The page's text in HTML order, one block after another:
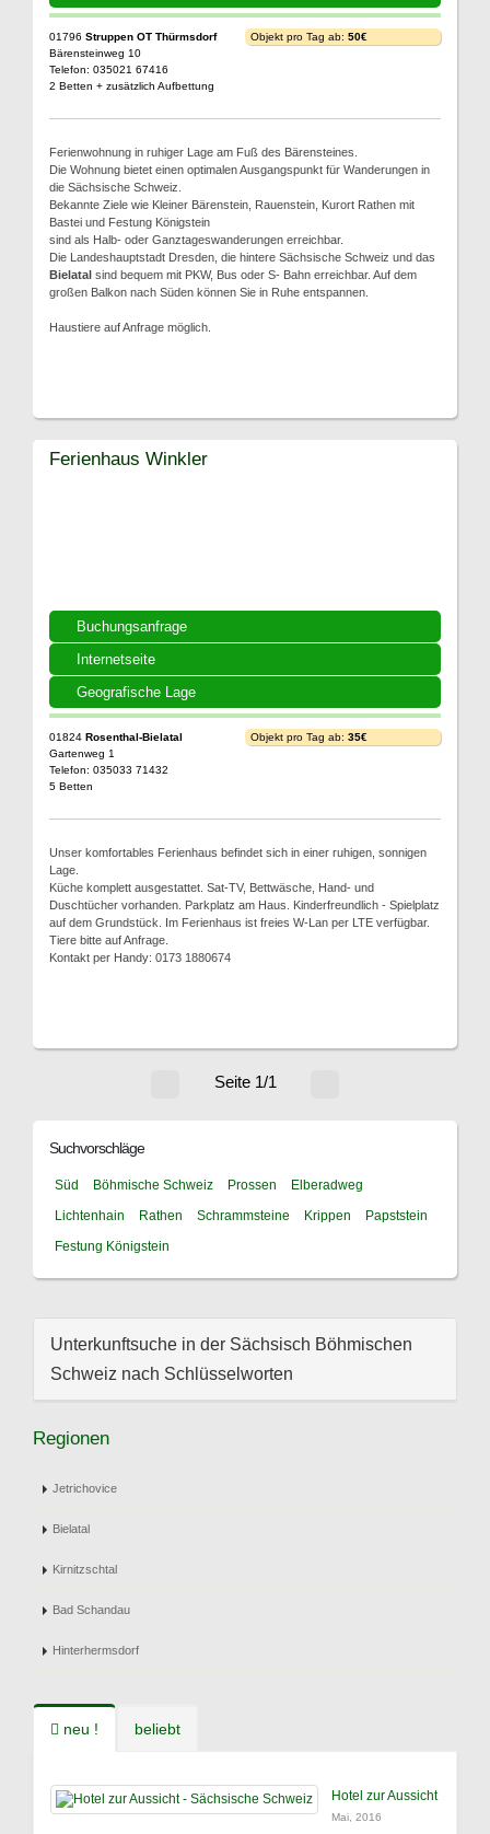
01796 Struppen OT Thürmsdorf
Bärensteinweg 10
Telefon: 035021 67416
2 Betten + zusätzlich Aufbettung
Objekt pro Tag ab: 50€
Ferienwohnung in ruhiger Lage am Fuß des Bärensteines.
Die Wohnung bietet einen optimalen Ausgangspunkt für Wanderungen in
die Sächsische Schweiz.
Bekannte Ziele wie Kleiner Bärenstein, Rauenstein, Kurort Rathen mit
Bastei und Festung Königstein
sind als Halb- oder Ganztageswanderungen erreichbar.
Die Landeshauptstadt Dresden, die hintere Sächsische Schweiz und das
Bielatal sind bequem mit PKW, Bus oder S- Bahn erreichbar. Auf dem
großen Balkon nach Süden können Sie in Ruhe entspannen.
Haustiere auf Anfrage möglich.
Buchungsanfrage
Internetseite
Geografische Lage
Ferienhaus Winkler
01824 Rosenthal-Bielatal
Gartenweg 1
Telefon: 035033 71432
5 Betten
Objekt pro Tag ab: 35€
Unser komfortables Ferienhaus befindet sich in einer ruhigen, sonnigen
Lage.
Küche komplett ausgestattet. Sat-TV, Bettwäsche, Hand- und
Duschtücher vorhanden. Parkplatz am Haus. Kinderfreundlich - Spielplatz
auf dem Grundstück. Im Ferienhaus ist freies W-Lan per LTE verfügbar.
Tiere bitte auf Anfrage.
Kontakt per Handy: 0173 1880674
Seite 1/1
Suchvorschläge
Süd Böhmische Schweiz Prossen
Elberadweg
Lichtenhain
Rathen Schrammsteine Krippen
Papststein
Festung Königstein
Unterkunftsuche in der Sächsisch Böhmischen
Schweiz nach Schlüsselworten
Regionen
Jetrichovice
Bielatal
Kirnitzschtal
Bad Schandau
Hinterhermsdorf
neu ! beliebt
Hotel zur Aussicht
Mai, 2016